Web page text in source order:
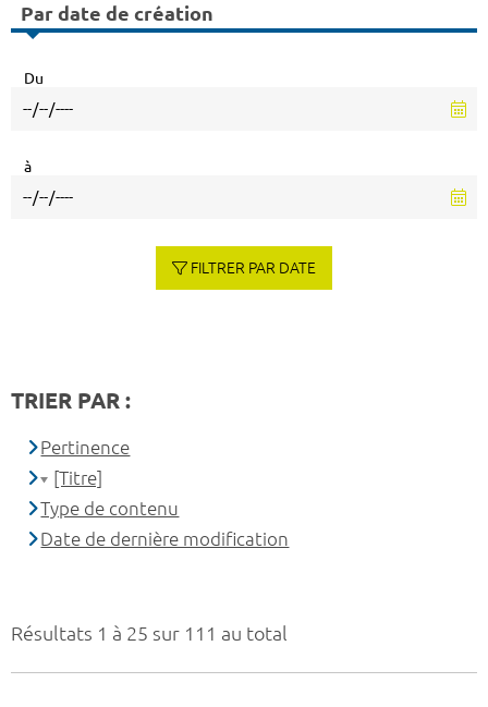
Résultats 1 à 25 sur 111 au total
Par date de création
Du
à
FILTRER PAR DATE
TRIER PAR :
Pertinence
[Titre]
Type de contenu
Date de dernière modification